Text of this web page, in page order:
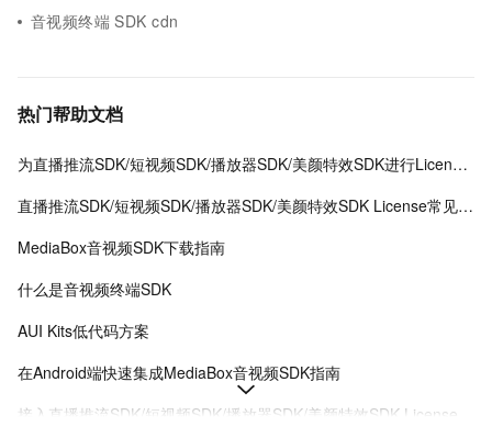
音视频终端 SDK cdn
热门帮助文档
为直播推流SDK/短视频SDK/播放器SDK/美颜特效SDK进行License授权
直播推流SDK/短视频SDK/播放器SDK/美颜特效SDK License常见问题
MediaBox音视频SDK下载指南
什么是音视频终端SDK
AUI Kits低代码方案
在Android端快速集成MediaBox音视频SDK指南
接入直播推流SDK/短视频SDK/播放器SDK/美颜特效SDK License